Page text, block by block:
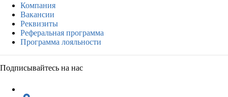
Компания
Вакансии
Реквизиты
Реферальная программа
Программа лояльности
Подписывайтесь на нас